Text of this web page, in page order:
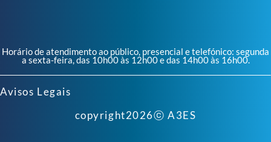
Horário de atendimento ao público, presencial e telefónico: segunda
a sexta-feira, das 10h00 às 12h00 e das 14h00 às 16h00.
Avisos Legais
copyright2026ⓒ A3ES